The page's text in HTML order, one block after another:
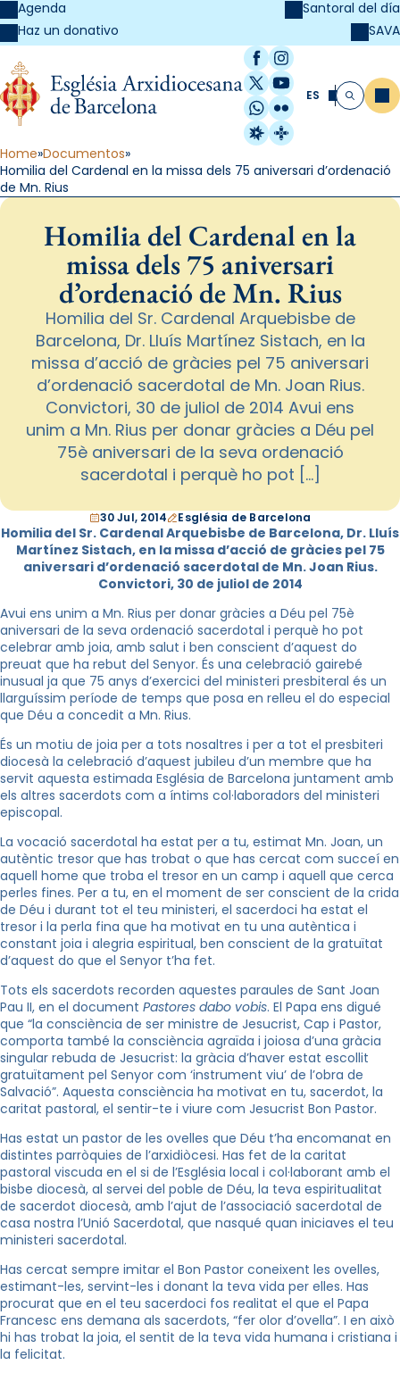
Agenda
Haz un donativo
Santoral del día
SAVA
Facebook
Instagram
X / Twitter
YouTube
WhatsApp
Flickr
Radio Estel
Catalunya
ES Buscar
Home Documentos
Homilia del Cardenal en la missa dels 75 aniversari d’ordenació
de Mn. Rius
Homilia del Cardenal en la
missa dels 75 aniversari
d’ordenació de Mn. Rius
Homilia del Sr. Cardenal Arquebisbe de
Barcelona, Dr. Lluís Martínez Sistach, en la
missa d’acció de gràcies pel 75 aniversari
d’ordenació sacerdotal de Mn. Joan Rius.
Convictori, 30 de juliol de 2014 Avui ens
unim a Mn. Rius per donar gràcies a Déu pel
75è aniversari de la seva ordenació
sacerdotal i perquè ho pot […]
30 Jul, 2014 Església de Barcelona
Homilia del Sr. Cardenal Arquebisbe de Barcelona, Dr. Lluís
Martínez Sistach, en la missa d’acció de gràcies pel 75
aniversari d’ordenació sacerdotal de Mn. Joan Rius.
Convictori, 30 de juliol de 2014
Avui ens unim a Mn. Rius per donar gràcies a Déu pel 75è
aniversari de la seva ordenació sacerdotal i perquè ho pot
celebrar amb joia, amb salut i ben conscient d’aquest do
preuat que ha rebut del Senyor. És una celebració gairebé
inusual ja que 75 anys d’exercici del ministeri presbiteral és un
llarguíssim període de temps que posa en relleu el do especial
que Déu a concedit a Mn. Rius.
És un motiu de joia per a tots nosaltres i per a tot el presbiteri
diocesà la celebració d’aquest jubileu d’un membre que ha
servit aquesta estimada Església de Barcelona juntament amb
els altres sacerdots com a íntims col·laboradors del ministeri
episcopal.
La vocació sacerdotal ha estat per a tu, estimat Mn. Joan, un
autèntic tresor que has trobat o que has cercat com succeí en
aquell home que troba el tresor en un camp i aquell que cerca
perles fines. Per a tu, en el moment de ser conscient de la crida
de Déu i durant tot el teu ministeri, el sacerdoci ha estat el
tresor i la perla fina que ha motivat en tu una autèntica i
constant joia i alegria espiritual, ben conscient de la gratuïtat
d’aquest do que el Senyor t’ha fet.
Tots els sacerdots recorden aquestes paraules de Sant Joan
Pau II, en el document Pastores dabo vobis. El Papa ens digué
que “la consciència de ser ministre de Jesucrist, Cap i Pastor,
comporta també la consciència agraïda i joiosa d’una gràcia
singular rebuda de Jesucrist: la gràcia d’haver estat escollit
gratuïtament pel Senyor com ‘instrument viu’ de l’obra de
Salvació”. Aquesta consciència ha motivat en tu, sacerdot, la
caritat pastoral, el sentir-te i viure com Jesucrist Bon Pastor.
Has estat un pastor de les ovelles que Déu t’ha encomanat en
distintes parròquies de l’arxidiòcesi. Has fet de la caritat
pastoral viscuda en el si de l’Església local i col·laborant amb el
bisbe diocesà, al servei del poble de Déu, la teva espiritualitat
de sacerdot diocesà, amb l’ajut de l’associació sacerdotal de
casa nostra l’Unió Sacerdotal, que nasqué quan iniciaves el teu
ministeri sacerdotal.
Has cercat sempre imitar el Bon Pastor coneixent les ovelles,
estimant-les, servint-les i donant la teva vida per elles. Has
procurat que en el teu sacerdoci fos realitat el que el Papa
Francesc ens demana als sacerdots, “fer olor d’ovella”. I en això
hi has trobat la joia, el sentit de la teva vida humana i cristiana i
la felicitat.